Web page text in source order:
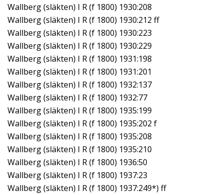
Wallberg (släkten) I R (f 1800) 1930:208
Wallberg (släkten) I R (f 1800) 1930:212 ff
Wallberg (släkten) I R (f 1800) 1930:223
Wallberg (släkten) I R (f 1800) 1930:229
Wallberg (släkten) I R (f 1800) 1931:198
Wallberg (släkten) I R (f 1800) 1931:201
Wallberg (släkten) I R (f 1800) 1932:137
Wallberg (släkten) I R (f 1800) 1932:77
Wallberg (släkten) I R (f 1800) 1935:199
Wallberg (släkten) I R (f 1800) 1935:202 f
Wallberg (släkten) I R (f 1800) 1935:208
Wallberg (släkten) I R (f 1800) 1935:210
Wallberg (släkten) I R (f 1800) 1936:50
Wallberg (släkten) I R (f 1800) 1937:23
Wallberg (släkten) I R (f 1800) 1937:249*) ff